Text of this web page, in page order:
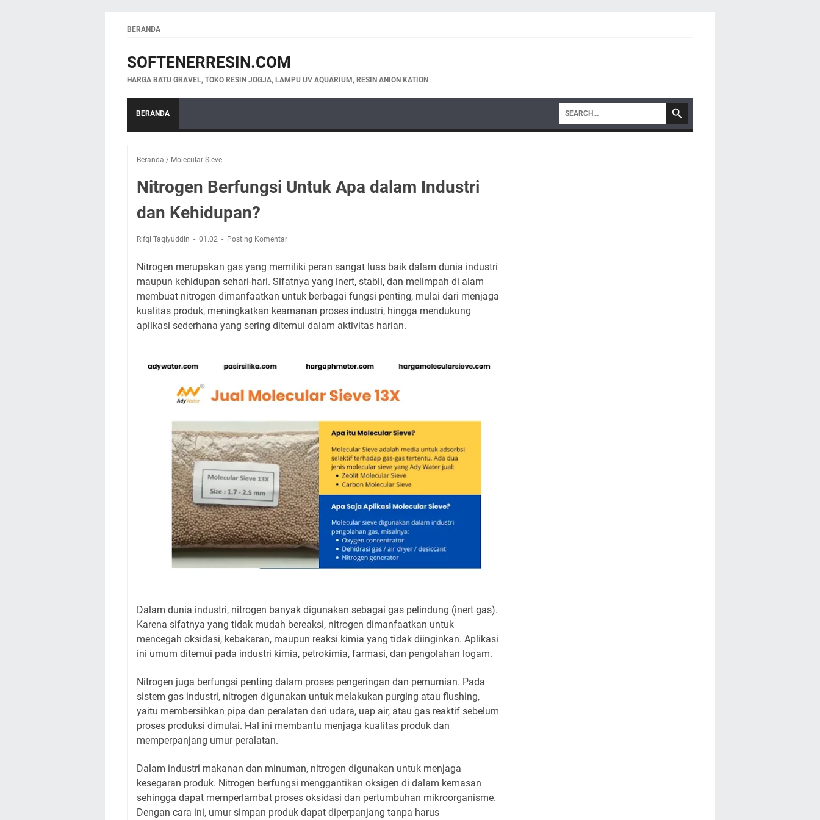
BERANDA
SOFTENERRESIN.COM
HARGA BATU GRAVEL, TOKO RESIN JOGJA, LAMPU UV AQUARIUM, RESIN ANION KATION
BERANDA
Beranda / Molecular Sieve
Nitrogen Berfungsi Untuk Apa dalam Industri
dan Kehidupan?
Rifqi Taqiyuddin 01.02 Posting Komentar
Nitrogen merupakan gas yang memiliki peran sangat luas baik dalam dunia industri
maupun kehidupan sehari-hari. Sifatnya yang inert, stabil, dan melimpah di alam
membuat nitrogen dimanfaatkan untuk berbagai fungsi penting, mulai dari menjaga
kualitas produk, meningkatkan keamanan proses industri, hingga mendukung
aplikasi sederhana yang sering ditemui dalam aktivitas harian.
Dalam dunia industri, nitrogen banyak digunakan sebagai gas pelindung (inert gas).
Karena sifatnya yang tidak mudah bereaksi, nitrogen dimanfaatkan untuk
mencegah oksidasi, kebakaran, maupun reaksi kimia yang tidak diinginkan. Aplikasi
ini umum ditemui pada industri kimia, petrokimia, farmasi, dan pengolahan logam.
Nitrogen juga berfungsi penting dalam proses pengeringan dan pemurnian. Pada
sistem gas industri, nitrogen digunakan untuk melakukan purging atau flushing,
yaitu membersihkan pipa dan peralatan dari udara, uap air, atau gas reaktif sebelum
proses produksi dimulai. Hal ini membantu menjaga kualitas produk dan
memperpanjang umur peralatan.
Dalam industri makanan dan minuman, nitrogen digunakan untuk menjaga
kesegaran produk. Nitrogen berfungsi menggantikan oksigen di dalam kemasan
sehingga dapat memperlambat proses oksidasi dan pertumbuhan mikroorganisme.
Dengan cara ini, umur simpan produk dapat diperpanjang tanpa harus